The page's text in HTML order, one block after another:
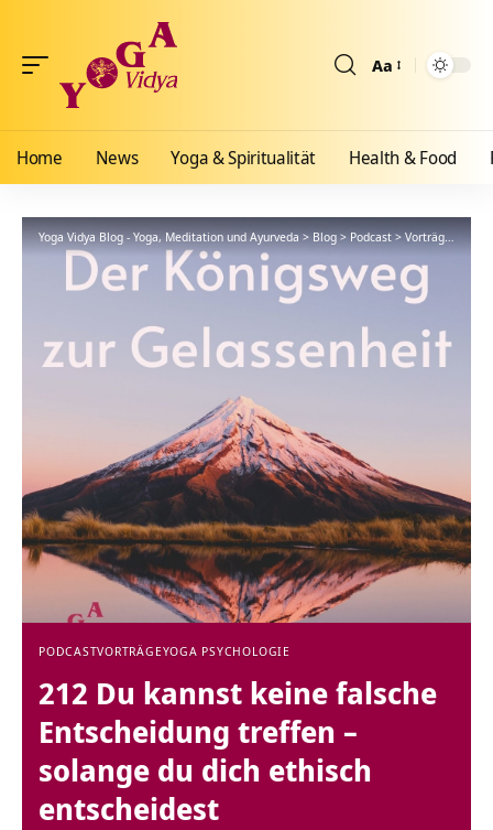
Aa
Home News Yoga & Spiritualität Health & Food
Yoga Vidya Blog - Yoga, Meditation und Ayurveda>Blog>Podcast>Vorträge >212
PODCASTVORTRÄGEYOGA PSYCHOLOGIE
212 Du kannst keine falsche
Entscheidung treffen –
solange du dich ethisch
entscheidest